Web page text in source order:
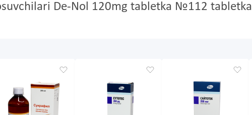
De-Nol 120mg tabletka №112 tabletka